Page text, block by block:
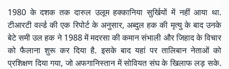
1980 के दशक तक दारुल उलूम हक्कानिया सुर्खियों में नहीं आया था.
टीआरटी वर्ल्ड की एक रिपोर्ट के अनुसार, अब्दुल हक की मृत्यु के बाद उनके
बेटे समी उल हक ने 1988 में मदरसा की कमान संभाली और जिहाद के विचार
को फैलाना शुरू कर दिया है. इसके बाद यहां पर तालिबान नेताओं को
प्रशिक्षण दिया गया, जो अफगानिस्तान में सोवियत संघ के खिलाफ लड़ सके.